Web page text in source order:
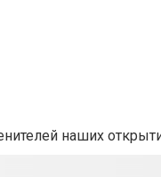
наших